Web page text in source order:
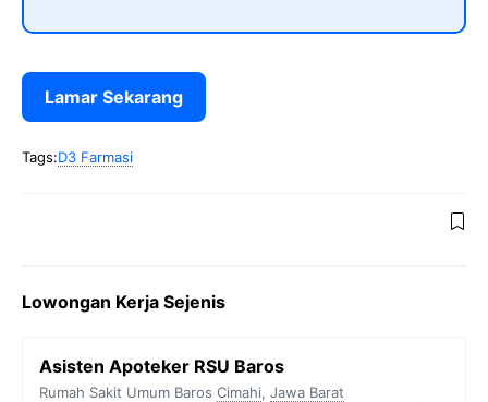
Lamar Sekarang
Tags:D3 Farmasi
Lowongan Kerja Sejenis
Asisten Apoteker RSU Baros
Rumah Sakit Umum Baros Cimahi, Jawa Barat